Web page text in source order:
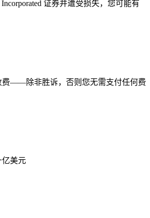
证券并遭受损失，您可能有
费——除非胜诉，否则您无需支付任何费
亿美元